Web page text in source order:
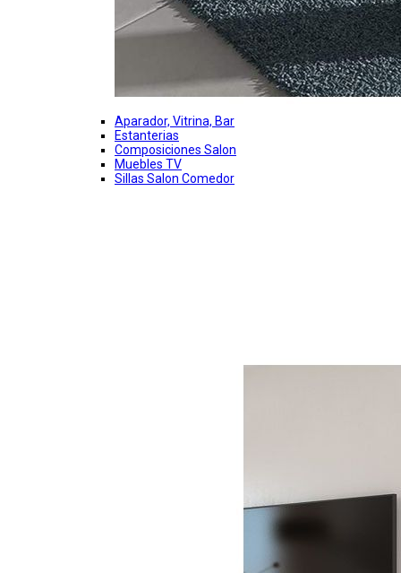
Aparador, Vitrina, Bar
Estanterias
Composiciones Salon
Muebles TV
Sillas Salon Comedor